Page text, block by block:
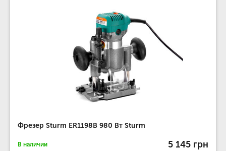
Фрезер Sturm ER1198B 980 Вт Sturm
В наличии 5 145 грн